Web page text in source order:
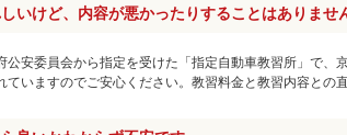
いけど、内容が悪かったりすることはありませ
公安委員会から指定を受けた「指定自動車教習所」で、
いますのでご安心ください。教習料金と教習内容との